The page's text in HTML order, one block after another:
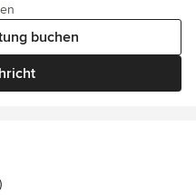
buchen
5 Sternen